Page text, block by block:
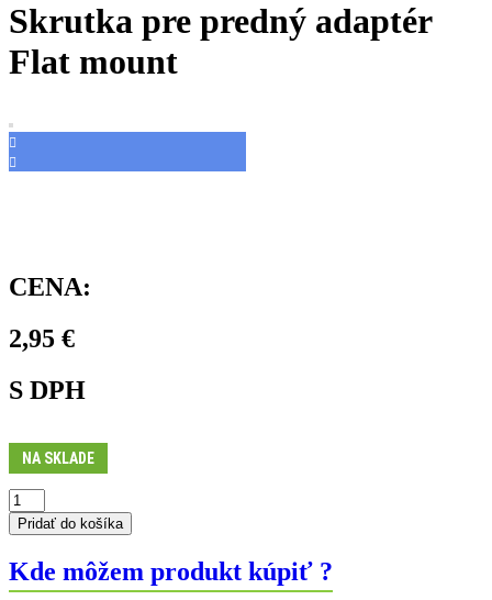
Skrutka pre predný adaptér
Flat mount
CENA:
2,95 €
S DPH
NA SKLADE
množstvo
Skrutka
pre
adaptér
Pridať do košíka
Kde môžem produkt kúpiť ?